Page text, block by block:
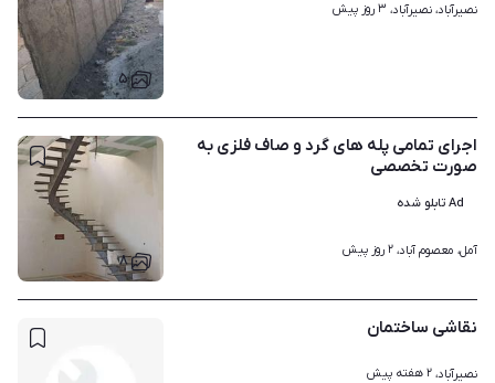
۵
نصیرآباد، نصیرآباد، ۳ روز پیش
۸
اجرای تمامی پله های گرد و صاف فلزی به
صورت تخصصی
Ad تابلو شده
آمل، معصوم آباد، ۲ روز پیش
نقاشی ساختمان
نصیرآباد، ۲ هفته پیش